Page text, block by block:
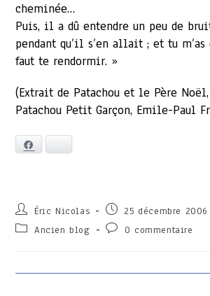
cheminée…
Puis, il a dû entendre un peu de
pendant qu’il s’en allait ; et tu
faut te rendormir. »
(Extrait de Patachou et le Père Noël,
Patachou Petit Garçon, Emile-Paul
Auteur/autrice
de
la
Éric Nicolas
Publication
publiée :
25 décembre 2006
Post Ancien blog
Commentaires
0 commentaire